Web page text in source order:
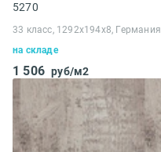
5270
33 класс, 1292x194x8, Германия
на складе
1 506 руб/м2